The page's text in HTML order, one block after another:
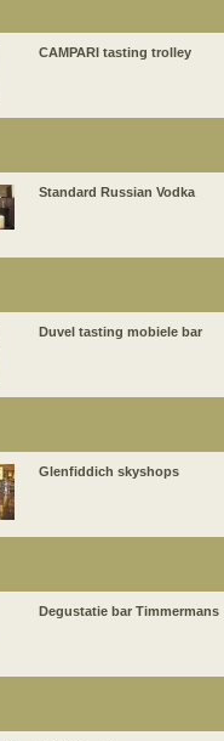
CAMPARI tasting trolley
Standard Russian Vodka
Duvel tasting mobiele bar
Glenfiddich skyshops
Degustatie bar Timmermans